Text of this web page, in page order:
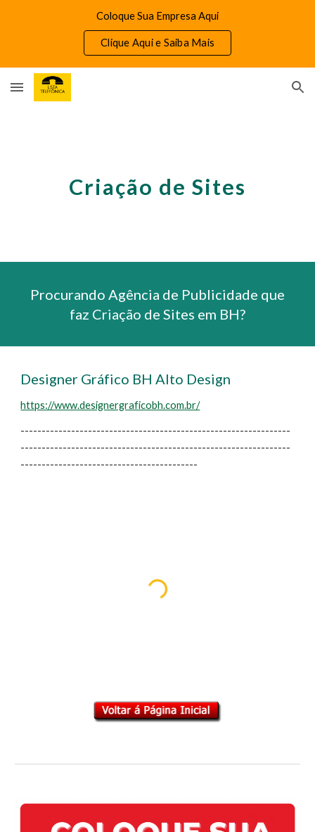
Coloque Sua Empresa Aqui
Clique Aqui e Saiba Mais
Criação de Sites
Procurando Agência de Publicidade que
faz Criação de Sites em BH?
Designer Gráfico BH Alto Design
https://www.designergraficobh.com.br/
----------------------------------------------------------------
----------------------------------------------------------------
------------------------------------------